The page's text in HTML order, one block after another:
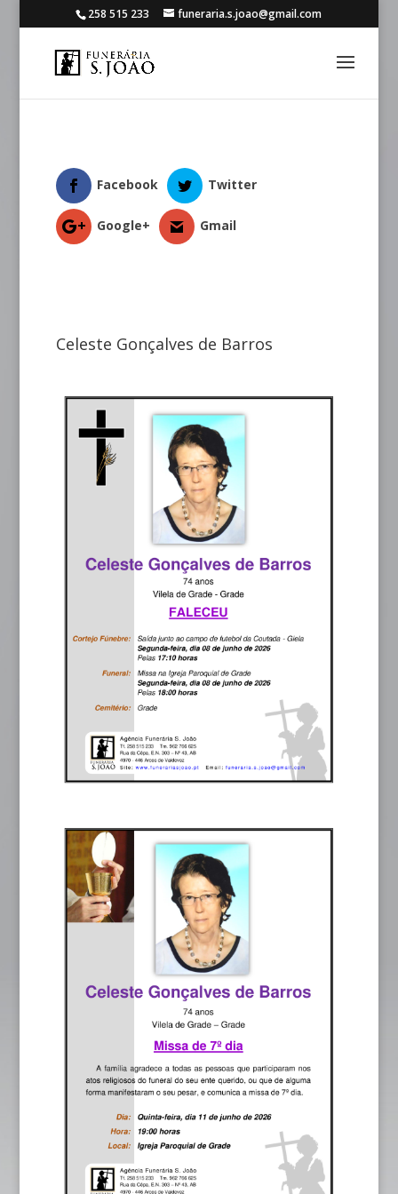
258 515 233 funeraria.s.joao@gmail.com
Facebook Twitter
Google+ Gmail
Celeste Gonçalves de Barros